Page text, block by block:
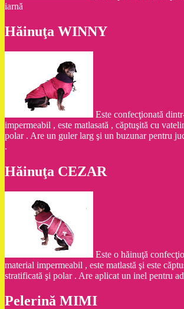
iarnă
Hăinuţa WINNY
Este confecţionată
impermeabil , este matlasată , căptuşită cu
polar . Are un guler larg şi un buzunar pentru
.
Hăinuţa CEZAR
Este o hăinuţă
material impermeabil , este matlastă şi este
stratificată şi polar . Are aplicat un inel pentru
Pelerină MIMI